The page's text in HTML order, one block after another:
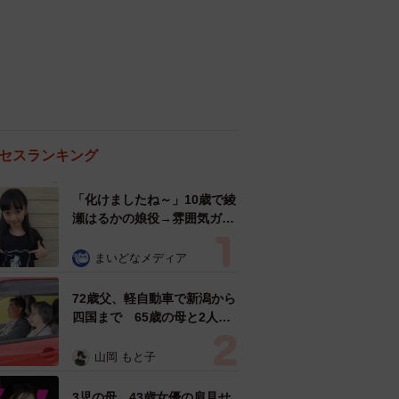
スランキング
「化けましたね～」10歳で綾
瀬はるかの娘役→雰囲気ガラ
雰囲気が」「宝塚に入れそ
まいどなメディア
72歳父、軽自動車で新潟から
四国まで 65歳の母と2人で
憩まで分刻み… 「大学生で
山岡 もと子